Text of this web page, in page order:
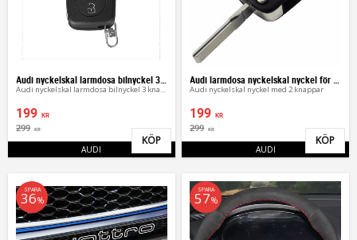
Audi nyckelskal larmdosa bilnyckel 3 knappar
Audi nyckelskal larmdosa bilnyckel 3 knappar
199 KR
299 KR
AUDI Lägg till i favoriter
KÖP
Audi larmdosa nyckelskal nyckel för A2, A3, A4, A6
Audi nyckelskal nyckel med 2 knappar
199 KR
299 KR
AUDI
KÖP
SPARA
36%
SPARA
57%